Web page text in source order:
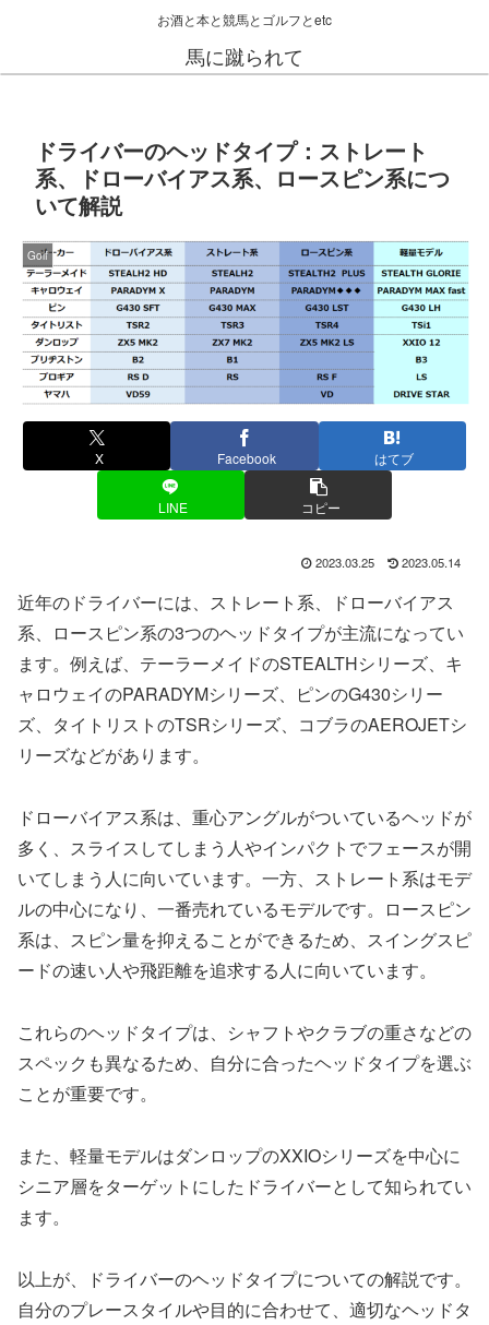
お酒と本と競馬とゴルフとetc
馬に蹴られて
ドライバーのヘッドタイプ：ストレート
系、ドローバイアス系、ロースピン系につ
いて解説
Golf
X Facebook はてブ
LINE コピー
2023.03.25 2023.05.14
近年のドライバーには、ストレート系、ドローバイアス
系、ロースピン系の3つのヘッドタイプが主流になってい
ます。例えば、テーラーメイドのSTEALTHシリーズ、キ
ャロウェイのPARADYMシリーズ、ピンのG430シリー
ズ、タイトリストのTSRシリーズ、コブラのAEROJETシ
リーズなどがあります。
ドローバイアス系は、重心アングルがついているヘッドが
多く、スライスしてしまう人やインパクトでフェースが開
いてしまう人に向いています。一方、ストレート系はモデ
ルの中心になり、一番売れているモデルです。ロースピン
系は、スピン量を抑えることができるため、スイングスピ
ードの速い人や飛距離を追求する人に向いています。
これらのヘッドタイプは、シャフトやクラブの重さなどの
スペックも異なるため、自分に合ったヘッドタイプを選ぶ
ことが重要です。
また、軽量モデルはダンロップのXXIOシリーズを中心に
シニア層をターゲットにしたドライバーとして知られてい
ます。
以上が、ドライバーのヘッドタイプについての解説です。
自分のプレースタイルや目的に合わせて、適切なヘッドタ